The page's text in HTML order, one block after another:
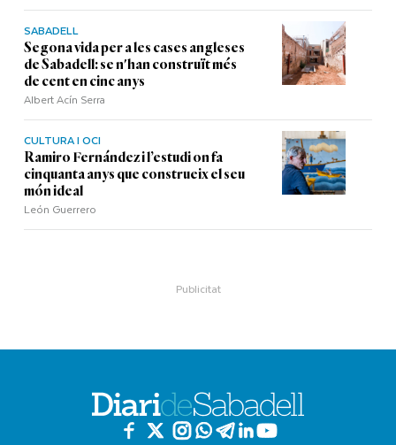
SABADELL
Segona vida per a les cases angleses
de Sabadell: se n'han construït més
de cent en cinc anys
Albert Acín Serra
CULTURA I OCI
Ramiro Fernández i l’estudi on fa
cinquanta anys que construeix el seu
món ideal
León Guerrero